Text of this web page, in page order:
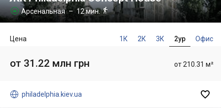
 Арсенальная– 12 мин.
1К 2К 3К 2ур Офис
Цена
от 210.31 м²
от 31.22 млн грн
 philadelphia.kiev.ua 